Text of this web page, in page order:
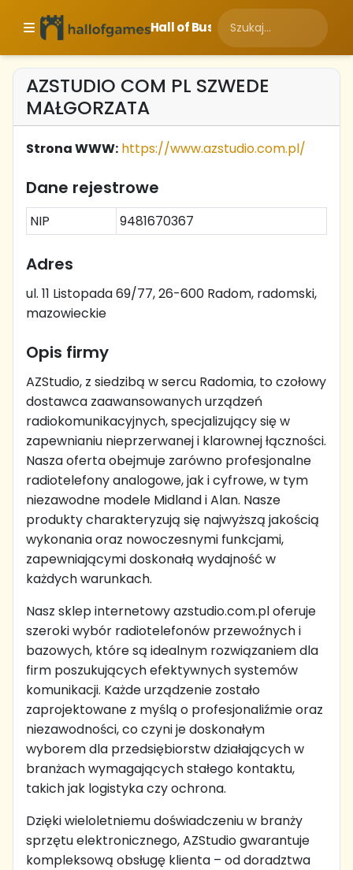
Hall of Business
AZSTUDIO COM PL SZWEDE
MAŁGORZATA
Strona WWW: https://www.azstudio.com.pl/
Dane rejestrowe
NIP 9481670367
Adres
ul. 11 Listopada 69/77, 26-600 Radom, radomski,
mazowieckie
Opis firmy
AZStudio, z siedzibą w sercu Radomia, to czołowy
dostawca zaawansowanych urządzeń
radiokomunikacyjnych, specjalizujący się w
zapewnianiu nieprzerwanej i klarownej łączności.
Nasza oferta obejmuje zarówno profesjonalne
radiotelefony analogowe, jak i cyfrowe, w tym
niezawodne modele Midland i Alan. Nasze
produkty charakteryzują się najwyższą jakością
wykonania oraz nowoczesnymi funkcjami,
zapewniającymi doskonałą wydajność w
każdych warunkach.
Nasz sklep internetowy azstudio.com.pl oferuje
szeroki wybór radiotelefonów przewoźnych i
bazowych, które są idealnym rozwiązaniem dla
firm poszukujących efektywnych systemów
komunikacji. Każde urządzenie zostało
zaprojektowane z myślą o profesjonaliźmie oraz
niezawodności, co czyni je doskonałym
wyborem dla przedsiębiorstw działających w
branżach wymagających stałego kontaktu,
takich jak logistyka czy ochrona.
Dzięki wieloletniemu doświadczeniu w branży
sprzętu elektronicznego, AZStudio gwarantuje
kompleksową obsługę klienta – od doradztwa